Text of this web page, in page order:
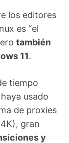
los editores
es “el
también
11.
tiempo
usado
de proxies
gran
y